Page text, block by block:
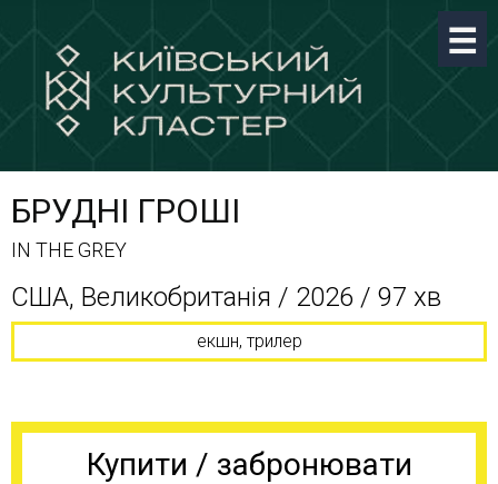
БРУДНІ ГРОШІ
IN THE GREY
США, Великобританія / 2026 / 97 хв
екшн, трилер
Купити / забронювати